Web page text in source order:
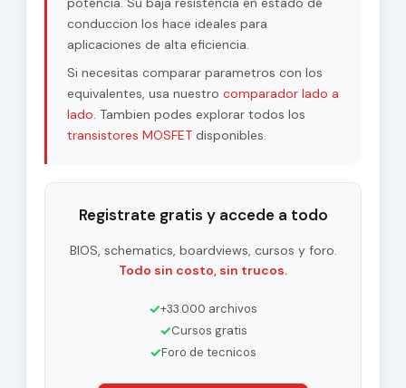
conduccion los hace ideales para
aplicaciones de alta eficiencia.
Si necesitas comparar parametros con los
equivalentes, usa nuestro comparador lado a
lado. Tambien podes explorar todos los
transistores MOSFETdisponibles.
Registrate gratis y accede a todo
BIOS, schematics, boardviews, cursos y foro.
Todo sin costo, sin trucos.
✓+33.000 archivos
✓Cursos gratis
✓Foro de tecnicos